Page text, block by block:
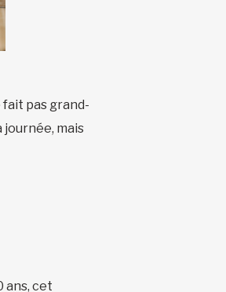
pas grand-
journée, mais
ans, cet